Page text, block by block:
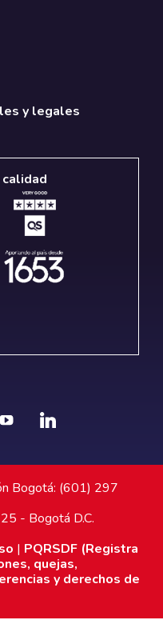
y legales
Bogotá: (601) 297
- Bogotá D.C.
| PQRSDF (Registra
quejas,
y derechos de